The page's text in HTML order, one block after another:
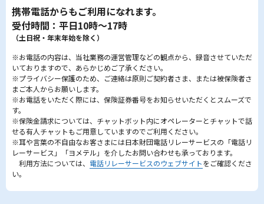
携帯電話からもご利用になれます。
受付時間：平日10時～17時
（土日祝・年末年始を除く）
※お電話の内容は、当社業務の運営管理などの観点から、録音させていただ
いておりますので、あらかじめご了承ください。
※プライバシー保護のため、ご連絡は原則ご契約者さま、または被保険者さ
まご本人からお願いします。
※お電話をいただく際には、保険証券番号をお知らせいただくとスムーズで
す。
※保険金請求については、チャットボット内にオペレーターとチャットで話
せる有人チャットもご用意していますのでご利用ください。
※耳や言葉の不自由なお客さまには日本財団電話リレーサービスの「電話リ
レーサービス」「ヨメテル」を介したお問い合わせも承っております。
利用方法については、 電話リレーサービスのウェブサイトをご確認くださ
い。